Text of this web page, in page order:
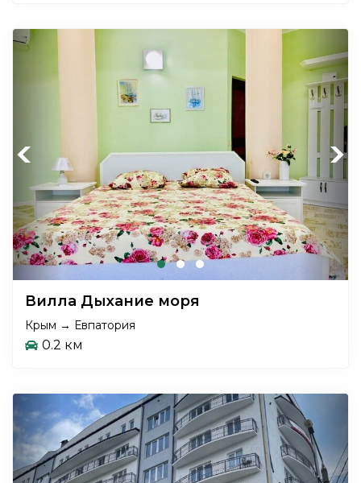
Previous Next
Вилла Дыхание моря
Крым → Евпатория
0.2 км